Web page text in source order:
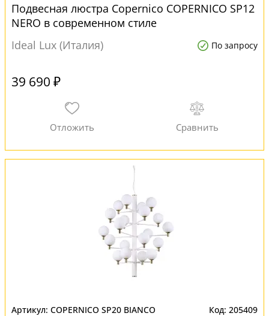
Подвесная люстра Copernico COPERNICO SP12
NERO в современном стиле
Ideal Lux (Италия)
По запросу
39 690 ₽
COPERNICO SP20 BIANCO 205409